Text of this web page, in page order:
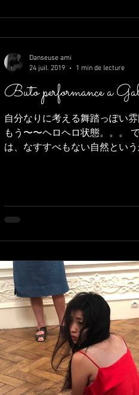
Buto performance a
自分なりに考える舞踏っぽい
もう〜〜ヘロヘロ状態。。。
は、なすすべもない自然とい
Danseuse ami
24 juil. 2019
1 min de lecture